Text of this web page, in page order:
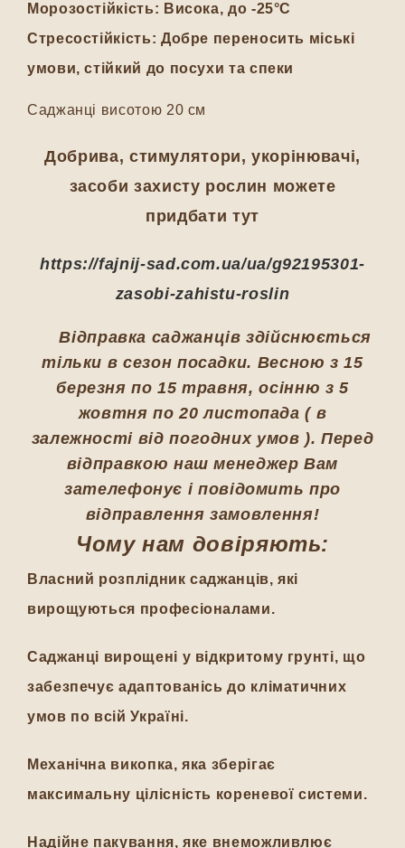
Морозостійкість: Висока, до -25°C
Стресостійкість: Добре переносить міські
умови, стійкий до посухи та спеки
Саджанці висотою 20 см
Добрива, стимулятори, укорінювачі,
засоби захисту рослин можете
придбати тут
https://fajnij-sad.com.ua/ua/g92195301-
zasobi-zahistu-roslin
Відправка саджанців здійснюється
тільки в сезон посадки. Весною з 15
березня по 15 травня, осінню з 5
жовтня по 20 листопада ( в
залежності від погодних умов ). Перед
відправкою наш менеджер Вам
зателефонує і повідомить про
відправлення замовлення!
Чому нам довіряють:
Власний розплідник саджанців, які
вирощуються професіоналами.
Саджанці вирощені у відкритому грунті, що
забезпечує адаптованісь до кліматичних
умов по всій Україні.
Механічна викопка, яка зберігає
максимальну цілісність кореневої системи.
Надійне пакування, яке внеможливлює